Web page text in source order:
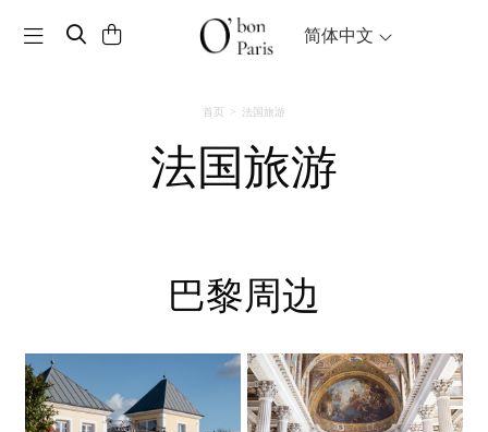
Toggle navigation 简体中文
首页 法国旅游
法国旅游
巴黎周边